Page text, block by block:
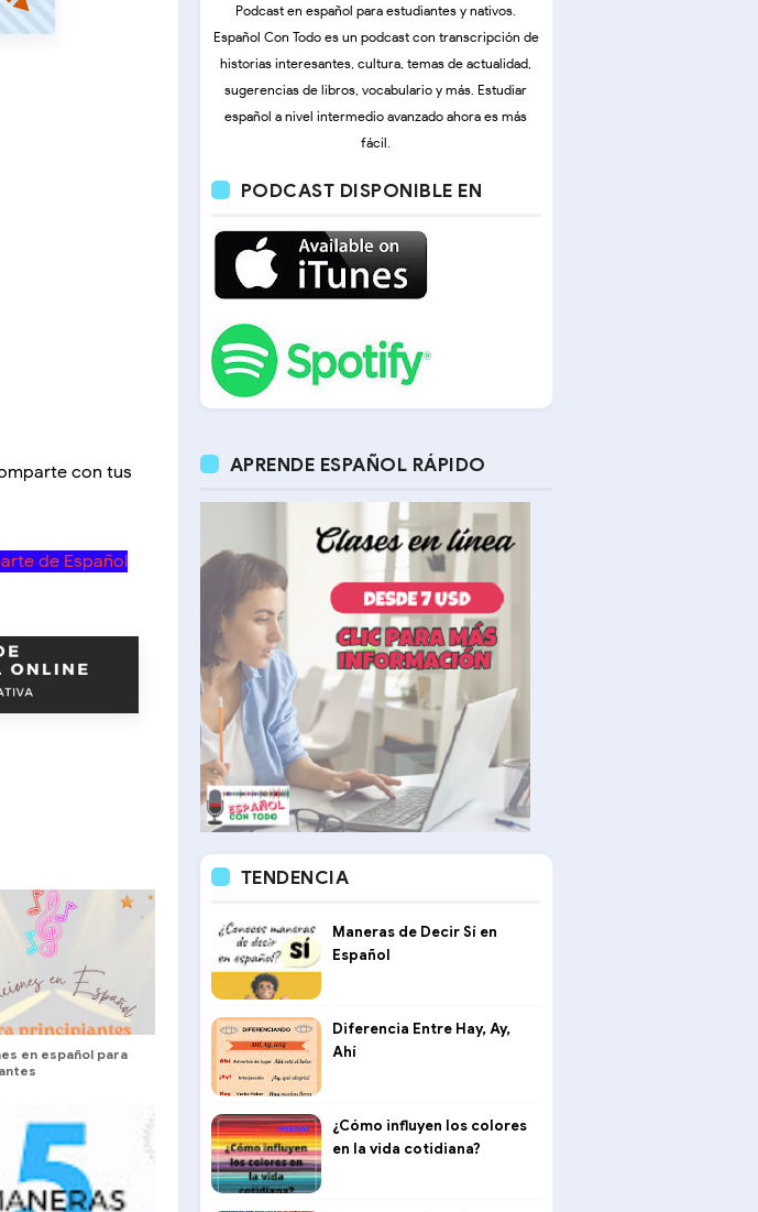
con tus
de Español
en español para
Podcast en español para estudiantes y nativos.
Español Con Todo es un podcast con transcripción de
historias interesantes, cultura, temas de actualidad,
sugerencias de libros, vocabulario y más. Estudiar
español a nivel intermedio avanzado ahora es más
fácil.
PODCAST DISPONIBLE EN
APRENDE ESPAÑOL RÁPIDO
TENDENCIA
Maneras de Decir Sí en
Español
Diferencia Entre Hay, Ay,
Ahí
¿Cómo influyen los colores
en la vida cotidiana?